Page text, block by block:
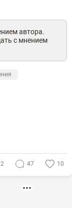
автора.
с мнением
2 47 10